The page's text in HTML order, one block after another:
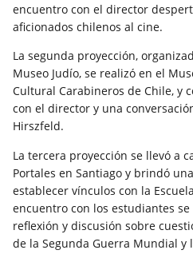
encuentro con el director
aficionados chilenos al cine.
La segunda proyección,
Museo Judío, se realizó en el
Cultural Carabineros de Chile, y
con el director y una
Hirszfeld.
La tercera proyección se llevó a
Portales en Santiago y brindó
establecer vínculos con la
encuentro con los estudiantes
reflexión y discusión sobre
de la Segunda Guerra Mundial y